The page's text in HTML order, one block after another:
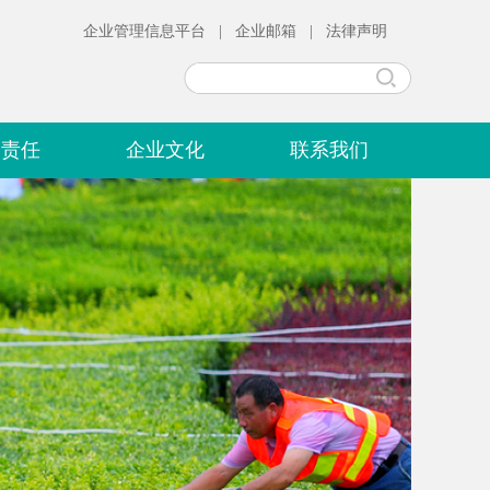
企业管理信息平台 企业邮箱 法律声明
任 企业文化 联系我们